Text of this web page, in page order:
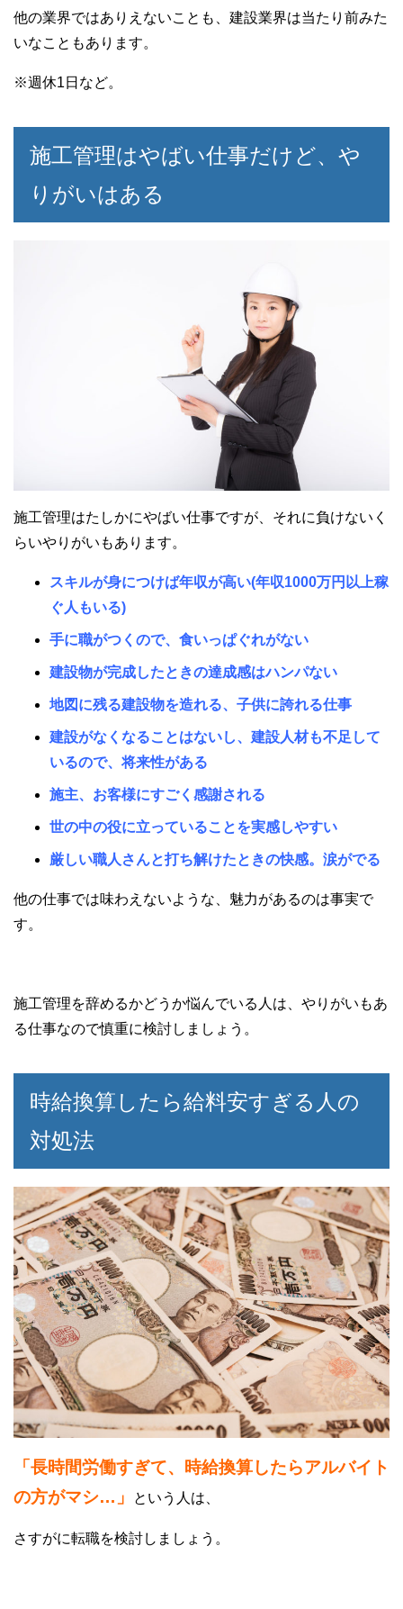
他の業界ではありえないことも、建設業界は当たり前みた
いなこともあります。
※週休1日など。
施工管理はやばい仕事だけど、や
りがいはある
施工管理はたしかにやばい仕事ですが、それに負けないく
らいやりがいもあります。
スキルが身につけば年収が高い(年収1000万円以上稼
ぐ人もいる)
手に職がつくので、食いっぱぐれがない
建設物が完成したときの達成感はハンパない
地図に残る建設物を造れる、子供に誇れる仕事
建設がなくなることはないし、建設人材も不足して
いるので、将来性がある
施主、お客様にすごく感謝される
世の中の役に立っていることを実感しやすい
厳しい職人さんと打ち解けたときの快感。涙がでる
他の仕事では味わえないような、魅力があるのは事実で
す。
施工管理を辞めるかどうか悩んでいる人は、やりがいもあ
る仕事なので慎重に検討しましょう。
時給換算したら給料安すぎる人の
対処法
「長時間労働すぎて、時給換算したらアルバイト
の方がマシ…」
という人は、
さすがに転職を検討しましょう。